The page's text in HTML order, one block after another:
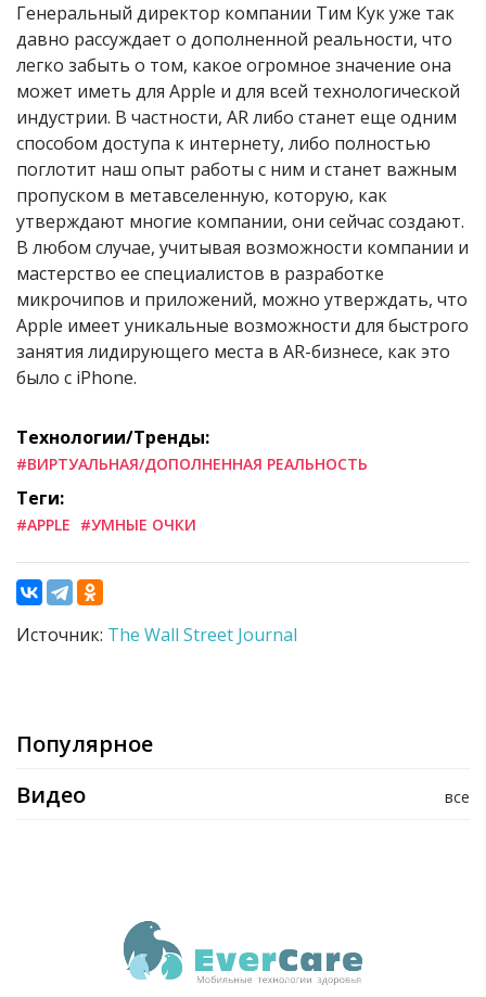
Генеральный директор компании Тим Кук уже так
давно рассуждает о дополненной реальности, что
легко забыть о том, какое огромное значение она
может иметь для Apple и для всей технологической
индустрии. В частности, AR либо станет еще одним
способом доступа к интернету, либо полностью
поглотит наш опыт работы с ним и станет важным
пропуском в метавселенную, которую, как
утверждают многие компании, они сейчас создают.
В любом случае, учитывая возможности компании и
мастерство ее специалистов в разработке
микрочипов и приложений, можно утверждать, что
Apple имеет уникальные возможности для быстрого
занятия лидирующего места в AR-бизнесе, как это
было с iPhone.
Технологии/Тренды:
#ВИРТУАЛЬНАЯ/ДОПОЛНЕННАЯ РЕАЛЬНОСТЬ
Теги:
#APPLE #УМНЫЕ ОЧКИ
Источник: The Wall Street Journal
Популярное
все
Видео